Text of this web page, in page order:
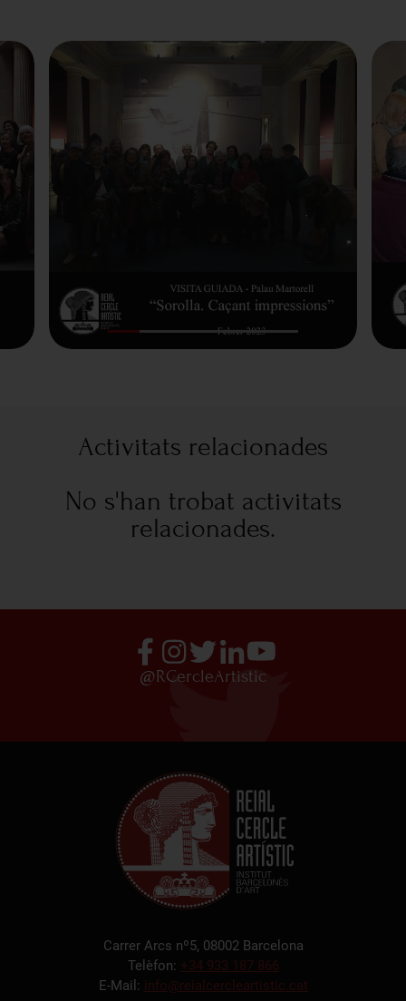
Activitats relacionades
No s'han trobat activitats
relacionades.
@RCercleArtistic
Carrer Arcs nº5, 08002 Barcelona
Telèfon: +34 933 187 866
E-Mail: info@reialcercleartistic.cat